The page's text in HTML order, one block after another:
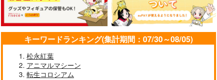
キーワードランキング(集計期間：07/30～08/05)
松永紅葉
アニマルマシーン
転生コロシアム